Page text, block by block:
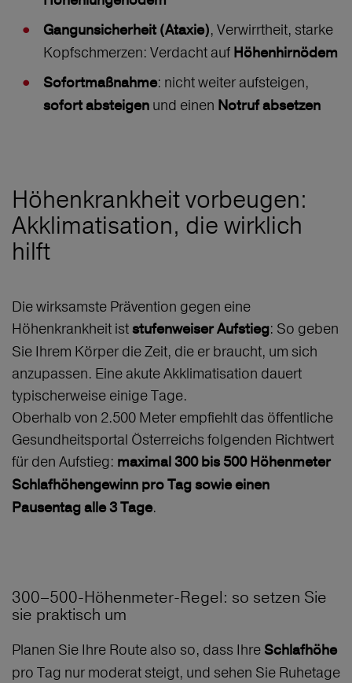
Gangunsicherheit (Ataxie), Verwirrtheit, starke
Kopfschmerzen: Verdacht auf Höhenhirnödem
Sofortmaßnahme: nicht weiter aufsteigen,
sofort absteigen und einen Notruf absetzen
Höhenkrankheit vorbeugen:
Akklimatisation, die wirklich
hilft
Die wirksamste Prävention gegen eine
Höhenkrankheit iststufenweiser Aufstieg: So geben
Sie Ihrem Körper die Zeit, die er braucht, um sich
anzupassen. Eine akute Akklimatisation dauert
typischerweise einige Tage.
Oberhalb von 2.500 Meter empfiehlt das öffentliche
Gesundheitsportal Österreichs folgenden Richtwert
für den Aufstieg: maximal 300 bis 500 Höhenmeter
Schlafhöhengewinn pro Tag sowie einen
Pausentag alle 3 Tage.
300–500‑Höhenmeter‑Regel: so setzen Sie
sie praktisch um
Planen Sie Ihre Route also so, dass Ihre Schlafhöhe
pro Tag nur moderat steigt, und sehen Sie Ruhetage